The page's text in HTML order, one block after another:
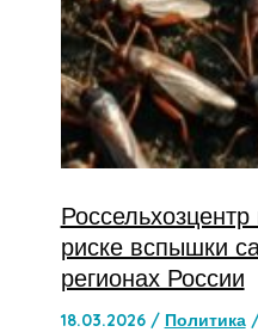
риске вспышки
регионах России
18.03.2026 / Политика/